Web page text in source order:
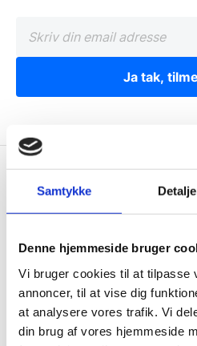
Samtykke
Denne hjemmeside bruger
Vi bruger cookies til at tilpasse
annoncer, til at vise dig
at analysere vores trafik. Vi
din brug af vores hjemmeside
Ja tak,
Gastrobutikken.dk
Gastrobutikken ApS
7430 Ikast
CVR: 38952986
Telefon træffetid:
Kontakt@gastrobutikken.dk